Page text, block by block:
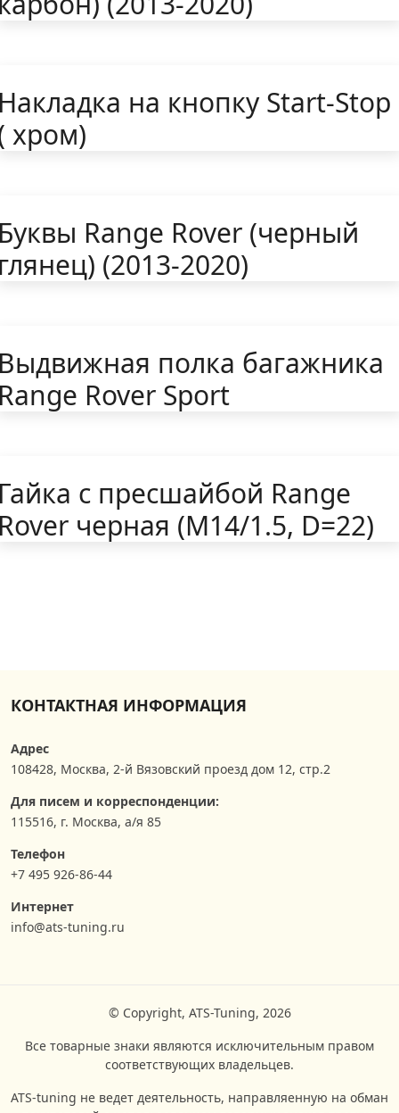
на кнопку Start-Stop
хром)
Range Rover (черный
(2013-2020)
полка багажника
Rover Sport
с пресшайбой Range
черная (M14/1.5, D=22)
КОНТАКТНАЯ ИНФОРМАЦИЯ
Адрес
108428, Москва, 2-й Вязовский проезд дом 12, стр.2
Для писем и корреспонденции:
115516, г. Москва, а/я 85
Телефон
+7 495 926-86-44
Интернет
info@ats-tuning.ru
© Copyright, ATS-Tuning, 2026
Все товарные знаки являются исключительным правом
соответствующих владельцев.
ATS-tuning не ведет деятельность, направляенную на обман